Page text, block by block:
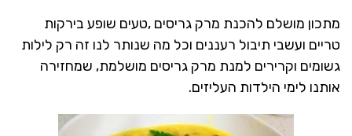
מתכון מושלם להכנת מרק גריסים ,טעים שופע בירקות
טריים ועשבי תיבול רעננים וכל מה שנותר לנו זה רק לילות
גשומים וקרירים למנת מרק גריסים מושלמת, שמחזירה
אותנו לימי הילדות העליזים.